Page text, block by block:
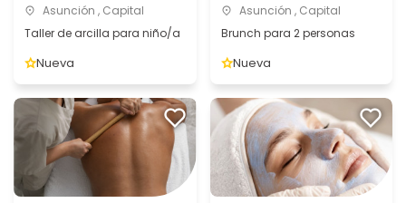
Asunción , Capital
Taller de arcilla para niño/a
Nueva
Asunción , Capital
Brunch para 2 personas
Nueva